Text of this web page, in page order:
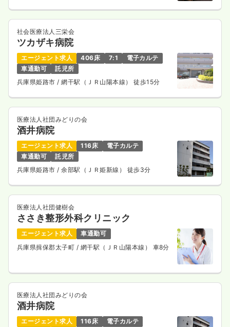
社会医療法人三栄会
ツカザキ病院
エージェント求人 406床 7:1
電子カルテ
車通勤可
託児所
兵庫県姫路市/ 網干駅（ＪＲ山陽本線） 徒歩15分
医療法人社団みどりの会
酒井病院
エージェント求人 116床
電子カルテ
車通勤可
託児所
兵庫県姫路市/ 余部駅（ＪＲ姫新線） 徒歩3分
医療法人社団健樹会
ささき整形外科クリニック
エージェント求人
車通勤可
兵庫県揖保郡太子町 / 網干駅（ＪＲ山陽本線） 車8分
医療法人社団みどりの会
酒井病院
エージェント求人 116床
電子カルテ